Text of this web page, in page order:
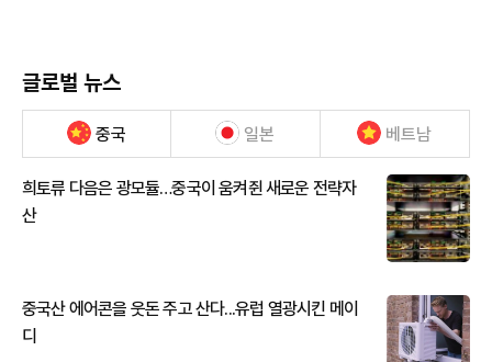
글로벌 뉴스
중국 일본 베트남
희토류 다음은 광모듈…중국이 움켜쥔 새로운 전략자
산
중국산 에어콘을 웃돈 주고 산다...유럽 열광시킨 메이
디